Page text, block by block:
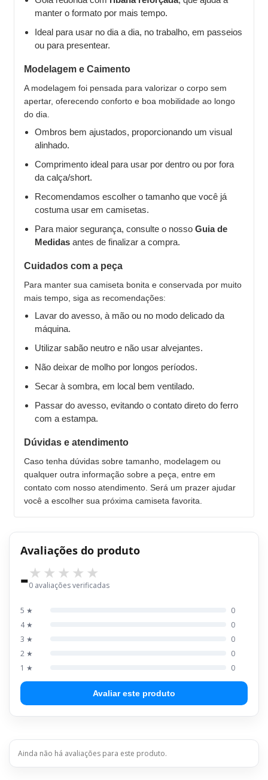
manter o formato por mais tempo.
Ideal para usar no dia a dia, no trabalho, em passeios
ou para presentear.
Modelagem e Caimento
A modelagem foi pensada para valorizar o corpo sem
apertar, oferecendo conforto e boa mobilidade ao longo
do dia.
Ombros bem ajustados, proporcionando um visual
alinhado.
Comprimento ideal para usar por dentro ou por fora
da calça/short.
Recomendamos escolher o tamanho que você já
costuma usar em camisetas.
Para maior segurança, consulte o nosso Guia de
Medidas antes de finalizar a compra.
Cuidados com a peça
Para manter sua camiseta bonita e conservada por muito
mais tempo, siga as recomendações:
Lavar do avesso, à mão ou no modo delicado da
máquina.
Utilizar sabão neutro e não usar alvejantes.
Não deixar de molho por longos períodos.
Secar à sombra, em local bem ventilado.
Passar do avesso, evitando o contato direto do ferro
com a estampa.
Dúvidas e atendimento
Caso tenha dúvidas sobre tamanho, modelagem ou
qualquer outra informação sobre a peça, entre em
contato com nosso atendimento. Será um prazer ajudar
você a escolher sua próxima camiseta favorita.
Avaliações do produto
-0 avaliações verificadas
5 ★
0
4 ★
0
3 ★
0
2 ★
0
1 ★
0
Avaliar este produto
Ainda não há avaliações para este produto.